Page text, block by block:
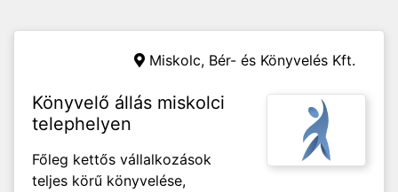
Miskolc, Bér- és Könyvelés Kft.
Könyvelő állás miskolci
telephelyen
Főleg kettős vállalkozások
teljes körű könyvelése,